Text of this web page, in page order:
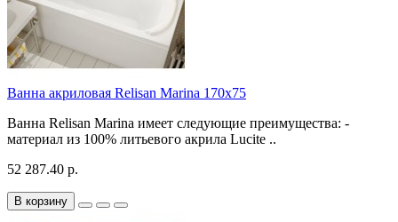
Ванна акриловая Relisan Marina 170x75
Ванна Relisan Marina имеет следующие преимущества: -
материал из 100% литьевого акрила Lucite ..
52 287.40 р.
В корзину